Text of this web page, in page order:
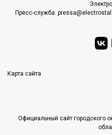
Пресс-служба:
Карта сайта
Официальный сайт городского